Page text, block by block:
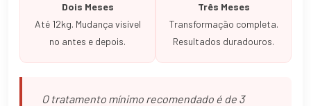
Dois Meses
Até 12kg. Mudança visível
no antes e depois.
Três Meses
Transformação completa.
Resultados duradouros.
O tratamento mínimo recomendado é de 3